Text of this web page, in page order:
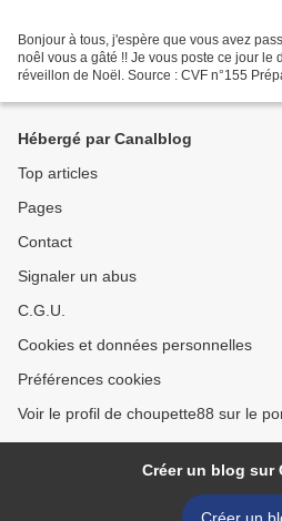
Bonjour à tous, j'espère que vous avez
noêl vous a gâté !! Je vous poste ce jour le
réveillon de Noël. Source : CVF n°155
Hébergé par Canalblog
Top articles
Pages
Contact
Signaler un abus
C.G.U.
Cookies et données personnelles
Préférences cookies
Voir le profil de choupette88 sur le
Créer un blog sur